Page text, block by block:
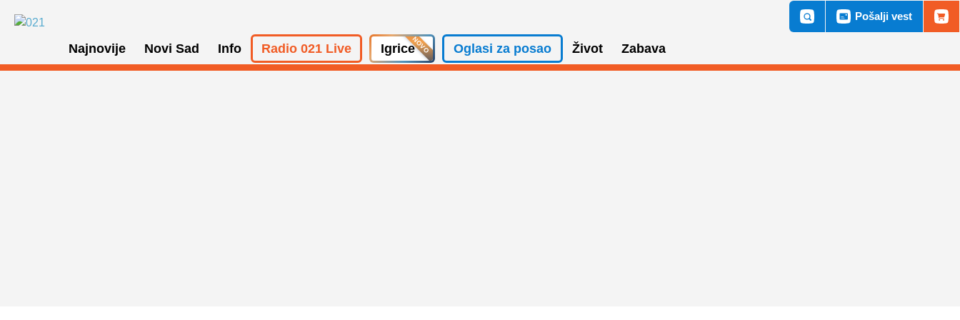
Najnovije Novi Sad Info Radio 021 Live Igrice Oglasi za posao Život Zabava
Pošalji vest